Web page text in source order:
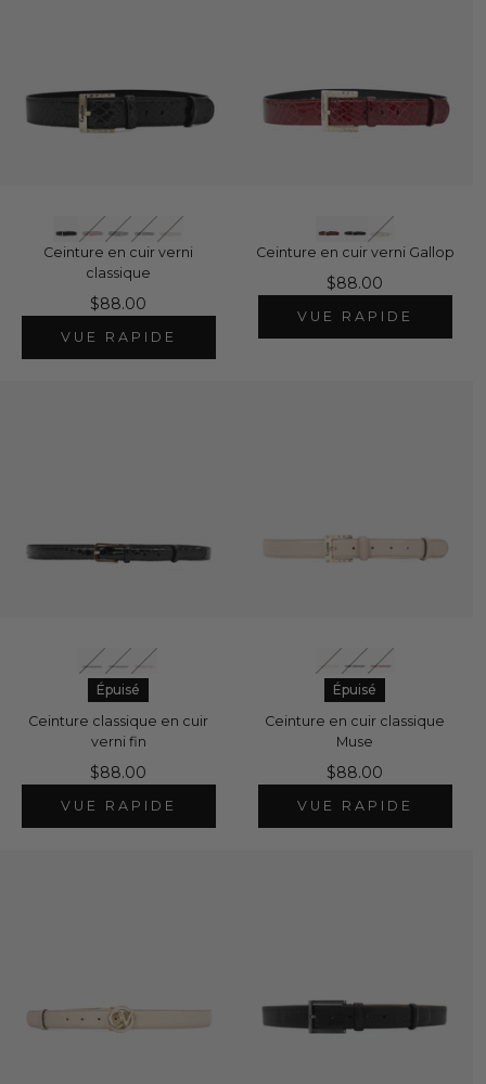
Ceinture en cuir verni
classique
$88.00
VUE RAPIDE
Ceinture en cuir verni Gallop
$88.00
VUE RAPIDE
Épuisé
Ceinture classique en cuir
verni fin
$88.00
VUE RAPIDE
Épuisé
Ceinture en cuir classique
Muse
$88.00
VUE RAPIDE